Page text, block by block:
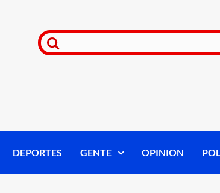
DEPORTES GENTE OPINION